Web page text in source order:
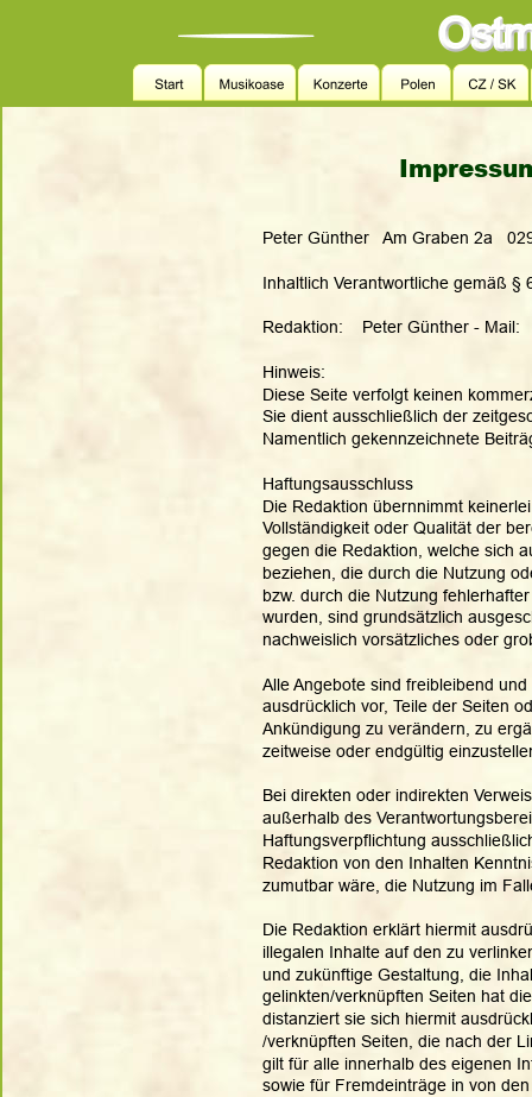
Peter Günther   Am Graben 2a
Inhaltlich Verantwortliche gemäß §
Redaktion:    Peter Günther -
Hinweis:
Diese Seite verfolgt keinen
Sie dient ausschließlich der
Namentlich gekennzeichnete
Haftungsausschluss
Die Redaktion übernnimmt
Vollständigkeit oder Qualität der
gegen die Redaktion, welche sich
beziehen, die durch die Nutzung
bzw. durch die Nutzung
wurden, sind grundsätzlich
nachweislich vorsätzliches oder
Alle Angebote sind freibleibend
ausdrücklich vor, Teile der Seiten
Ankündigung zu verändern, zu
zeitweise oder endgültig
Bei direkten oder indirekten
außerhalb des
Haftungsverpflichtung
Redaktion von den Inhalten
zumutbar wäre, die Nutzung im
Die Redaktion erklärt hiermit
illegalen Inhalte auf den zu
und zukünftige Gestaltung, die
gelinkten/verknüpften Seiten hat
distanziert sie sich hiermit
/verknüpften Seiten, die nach der
gilt für alle innerhalb des eigenen
sowie für Fremdeinträge in von